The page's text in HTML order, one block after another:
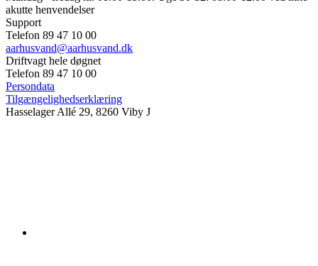
akutte henvendelser
Support
Telefon 89 47 10 00
aarhusvand@aarhusvand.dk
Driftvagt hele døgnet
Telefon 89 47 10 00
Persondata
Tilgængelighedserklæring
Hasselager Allé 29, 8260 Viby J